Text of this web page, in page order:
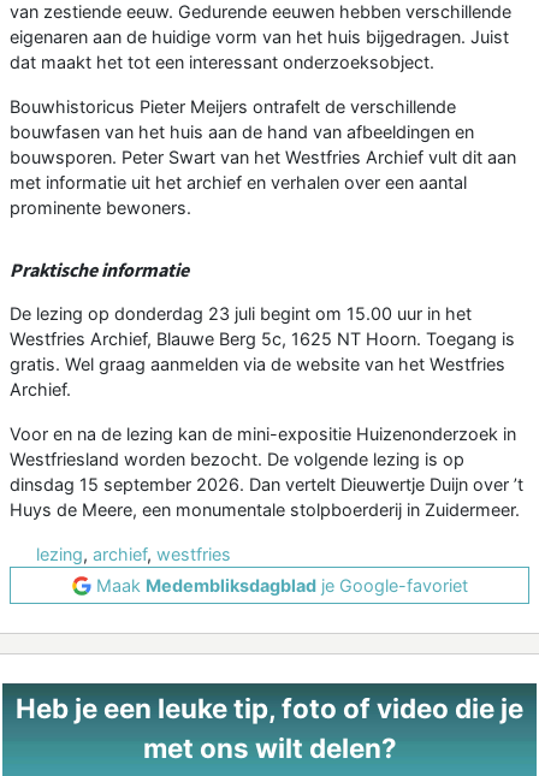
van zestiende eeuw. Gedurende eeuwen hebben verschillende
eigenaren aan de huidige vorm van het huis bijgedragen. Juist
dat maakt het tot een interessant onderzoeksobject.
Bouwhistoricus Pieter Meijers ontrafelt de verschillende
bouwfasen van het huis aan de hand van afbeeldingen en
bouwsporen. Peter Swart van het Westfries Archief vult dit aan
met informatie uit het archief en verhalen over een aantal
prominente bewoners.
Praktische informatie
De lezing op donderdag 23 juli begint om 15.00 uur in het
Westfries Archief, Blauwe Berg 5c, 1625 NT Hoorn. Toegang is
gratis. Wel graag aanmelden via de website van het Westfries
Archief.
Voor en na de lezing kan de mini-expositie Huizenonderzoek in
Westfriesland worden bezocht. De volgende lezing is op
dinsdag 15 september 2026. Dan vertelt Dieuwertje Duijn over ’t
Huys de Meere, een monumentale stolpboerderij in Zuidermeer.
lezing, archief, westfries
Maak Medembliksdagbladje Google-favoriet
Heb je een leuke tip, foto of video die je
met ons wilt delen?